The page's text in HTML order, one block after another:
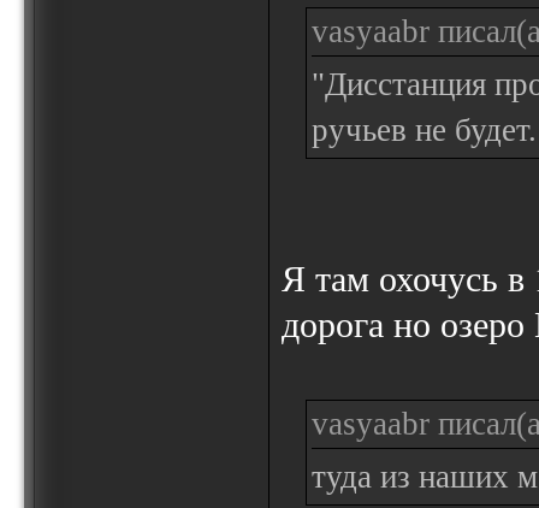
vasyaabr
"Дисстанция
ручьев не
Я там охочусь
дорога но
vasyaabr
туда из наших